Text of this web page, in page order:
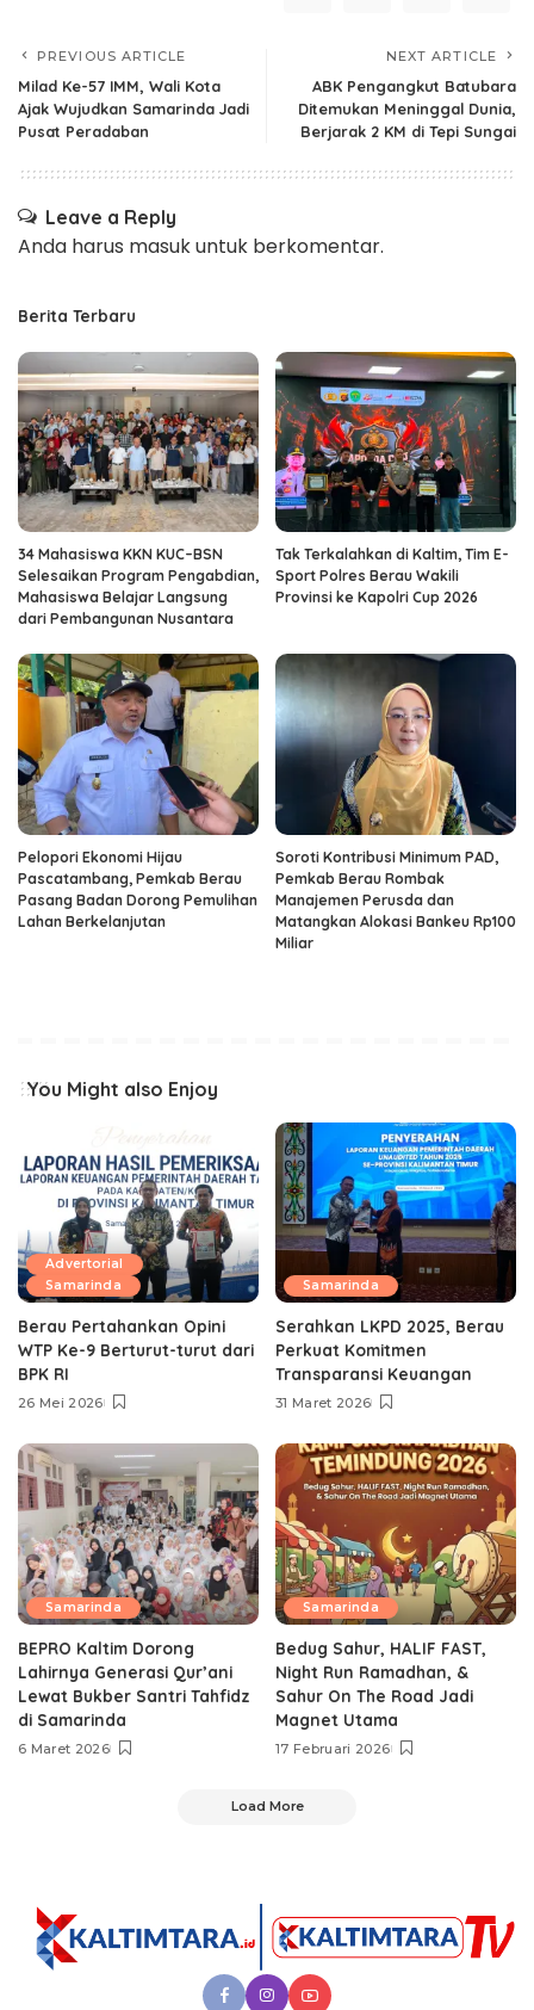
PREVIOUS ARTICLE
Milad Ke-57 IMM, Wali Kota
Ajak Wujudkan Samarinda Jadi
Pusat Peradaban
NEXT ARTICLE
ABK Pengangkut Batubara
Ditemukan Meninggal Dunia,
Berjarak 2 KM di Tepi Sungai
Leave a Reply
Anda harus masukuntuk berkomentar.
Berita Terbaru
34 Mahasiswa KKN KUC–BSN
Selesaikan Program Pengabdian,
Mahasiswa Belajar Langsung
dari Pembangunan Nusantara
Tak Terkalahkan di Kaltim, Tim E-
Sport Polres Berau Wakili
Provinsi ke Kapolri Cup 2026
Pelopori Ekonomi Hijau
Pascatambang, Pemkab Berau
Pasang Badan Dorong Pemulihan
Lahan Berkelanjutan
Soroti Kontribusi Minimum PAD,
Pemkab Berau Rombak
Manajemen Perusda dan
Matangkan Alokasi Bankeu Rp100
Miliar
You Might also Enjoy
Advertorial
Samarinda
Berau Pertahankan Opini
WTP Ke-9 Berturut-turut dari
BPK RI
26 Mei 2026
Samarinda
Serahkan LKPD 2025, Berau
Perkuat Komitmen
Transparansi Keuangan
31 Maret 2026
Samarinda
BEPRO Kaltim Dorong
Lahirnya Generasi Qur’ani
Lewat Bukber Santri Tahfidz
di Samarinda
6 Maret 2026
Samarinda
Bedug Sahur, HALIF FAST,
Night Run Ramadhan, &
Sahur On The Road Jadi
Magnet Utama
17 Februari 2026
Load More